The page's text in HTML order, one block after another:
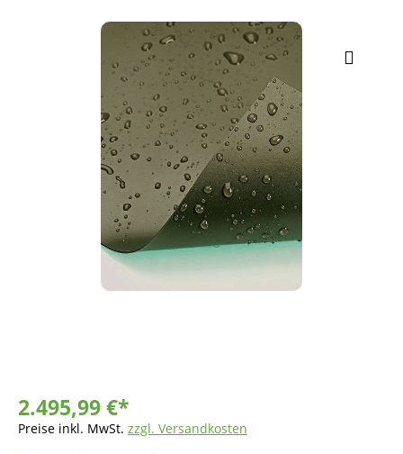
2.495,99 €*
Preise inkl. MwSt. zzgl. Versandkosten